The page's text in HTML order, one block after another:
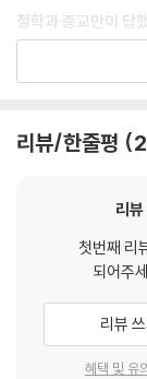
때문에 여전히 많은
신인 저의 외할머니
니다. “얘야, 너는
을 가지고 있다는 사
아기를 만듭니다.
에서 멀리 떨어져서
어 뒷다리로 걷는
것입니다. 오늘날
를 획득하는 데에
--- pp.233~234
철학과 종교만이 답
레지옹 도뇌르를 받
우리는 어디에서 왔
이전에는 이러한 질
믿었다. 그러나 갈
범한 행성에 살고
물종과는 확연히 다
다고 믿었다. 이에
로써 이런 당치 않
리뷰/한줄평 2
리뷰
첫번째 리
되어주
리뷰
혜택 및 유